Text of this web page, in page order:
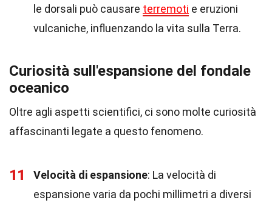
le dorsali può causare terremoti e eruzioni
vulcaniche, influenzando la vita sulla Terra.
Curiosità sull'espansione del fondale
oceanico
Oltre agli aspetti scientifici, ci sono molte curiosità
affascinanti legate a questo fenomeno.
11 Velocità di espansione: La velocità di
espansione varia da pochi millimetri a diversi